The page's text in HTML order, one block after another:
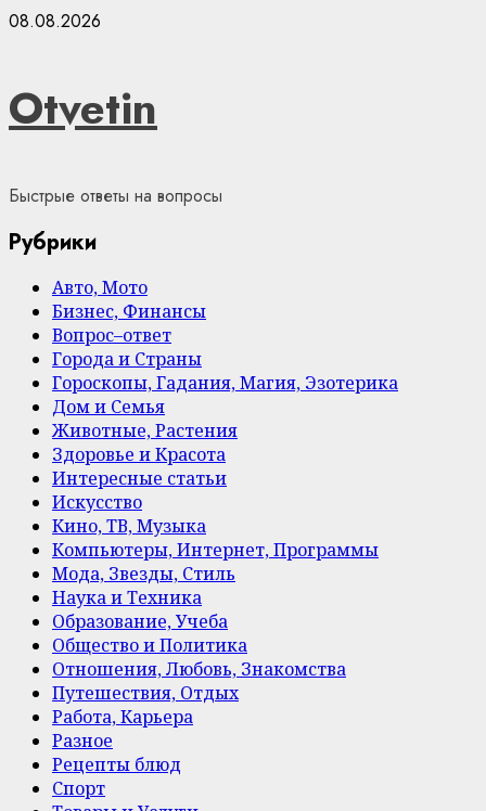
Skip
08.08.2026
Otvetin
Быстрые ответы на вопросы
Рубрики
Авто, Мото
Бизнес, Финансы
Вопрос–ответ
Города и Страны
Гороскопы, Гадания, Магия, Эзотерика
Дом и Семья
Животные, Растения
Здоровье и Красота
Интересные статьи
Искусство
Кино, ТВ, Музыка
Компьютеры, Интернет, Программы
Мода, Звезды, Стиль
Наука и Техника
Образование, Учеба
Общество и Политика
Отношения, Любовь, Знакомства
Путешествия, Отдых
Работа, Карьера
Разное
Рецепты блюд
Спорт